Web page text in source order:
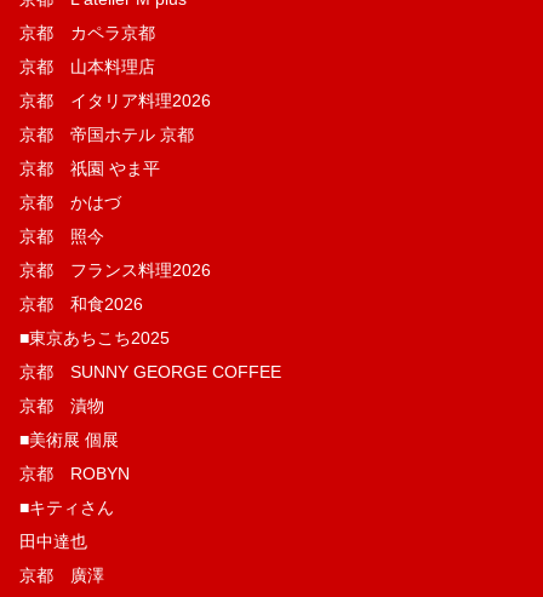
京都 カペラ京都
京都 山本料理店
京都 イタリア料理2026
京都 帝国ホテル 京都
京都 祇園 やま平
京都 かはづ
京都 照今
京都 フランス料理2026
京都 和食2026
■東京あちこち2025
京都 SUNNY GEORGE COFFEE
京都 漬物
■美術展 個展
京都 ROBYN
■キティさん
田中達也
京都 廣澤